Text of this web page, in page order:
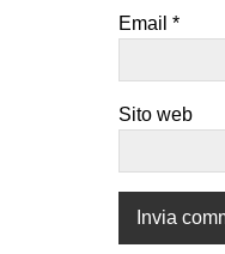
Email *
Sito web